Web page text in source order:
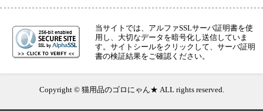
当サイトでは、アルファSSLサーバ証明書を使
用し、大切なデータを暗号化し送信していま
す。サイトシールをクリックして、サーバ証明
書の検証結果をご確認ください。
Copyright © 猫用品のゴロにゃん★ ALL rights reserved.